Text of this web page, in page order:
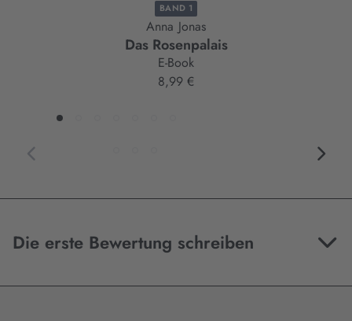
BAND 1
Anna Jonas
Das Rosenpalais
E-Book
8,99 €
Die erste Bewertung schreiben